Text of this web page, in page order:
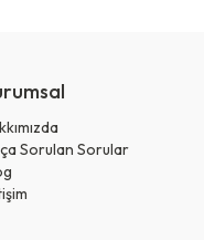
Sorulan Sorular